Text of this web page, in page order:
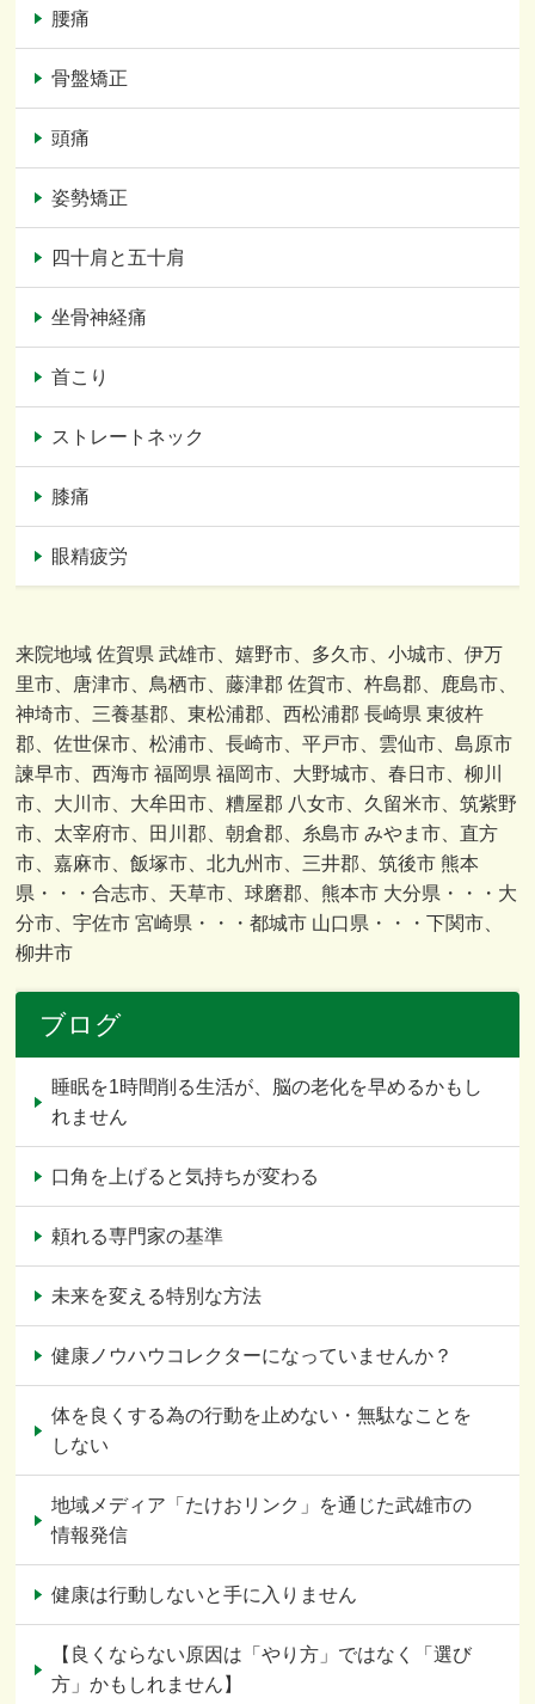
腰痛
骨盤矯正
頭痛
姿勢矯正
四十肩と五十肩
坐骨神経痛
首こり
ストレートネック
膝痛
眼精疲労
来院地域 佐賀県 武雄市、嬉野市、多久市、小城市、伊万
里市、唐津市、鳥栖市、藤津郡 佐賀市、杵島郡、鹿島市、
神埼市、三養基郡、東松浦郡、西松浦郡 長崎県 東彼杵
郡、佐世保市、松浦市、長崎市、平戸市、雲仙市、島原市
諫早市、西海市 福岡県 福岡市、大野城市、春日市、柳川
市、大川市、大牟田市、糟屋郡 八女市、久留米市、筑紫野
市、太宰府市、田川郡、朝倉郡、糸島市 みやま市、直方
市、嘉麻市、飯塚市、北九州市、三井郡、筑後市 熊本
県・・・合志市、天草市、球磨郡、熊本市 大分県・・・大
分市、宇佐市 宮崎県・・・都城市 山口県・・・下関市、
柳井市
ブログ
睡眠を1時間削る生活が、脳の老化を早めるかもし
れません
口角を上げると気持ちが変わる
頼れる専門家の基準
未来を変える特別な方法
健康ノウハウコレクターになっていませんか？
体を良くする為の行動を止めない・無駄なことを
しない
地域メディア「たけおリンク」を通じた武雄市の
情報発信
健康は行動しないと手に入りません
【良くならない原因は「やり方」ではなく「選び
方」かもしれません】